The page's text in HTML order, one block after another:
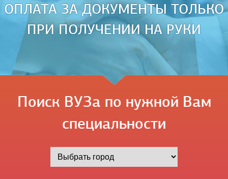
ОПЛАТА ЗА ДОКУМЕНТЫ ТОЛЬКО
ПРИ ПОЛУЧЕНИИ НА РУКИ
Поиск ВУЗа по нужной Вам
специальности